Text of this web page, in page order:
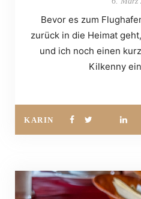
Bevor es zum
zurück in die Heimat
und ich noch einen
Kilkenny
KARIN